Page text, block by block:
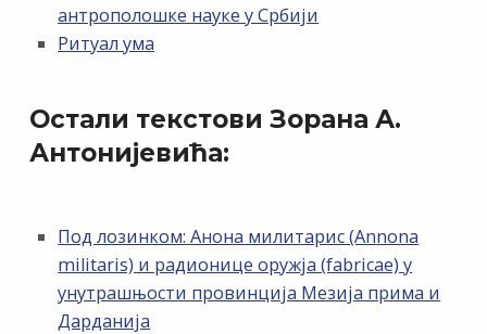
антрополошке науке у Србији
Ритуал ума
Остали текстови Зорана А.
Антонијевића:
Под лозинком: Анона милитарис (Annona
militaris) и радионице оружја (fabricae) у
унутрашњости провинција Мезија прима и
Дарданија